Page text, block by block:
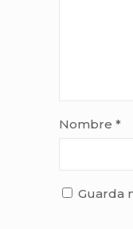
Nombre *
Guarda